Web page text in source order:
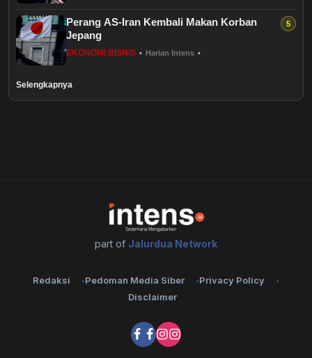
Pariwisata
Healthstyle
Perang AS-Iran Kembali Makan Korban
Jepang
EKONOMI BISNIS • Harian Intens •
Selengkapnya
part of Jalurdua Network
Redaksi Pedoman Media Siber
Privacy Policy
Disclaimer